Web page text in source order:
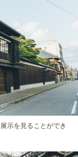
示を見ることができ